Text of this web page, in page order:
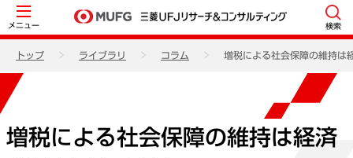
メニュー 検索
トップ ライブラリ コラム 増税による社会保障の維持は
増税による社会保障の維持は経済